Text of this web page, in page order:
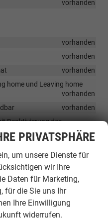
vorhanden
vorhanden
vorhanden
vorhanden
home und Leaving home
vorhanden
vorhanden
Deaktivierung des
vorhanden
vorhanden
vorhanden
PRIVATSPHÄRE
um unsere Dienste für
wir Ihre
Daten für Marketing,
für die Sie uns Ihr
Ihre Einwilligung
widerrufen.